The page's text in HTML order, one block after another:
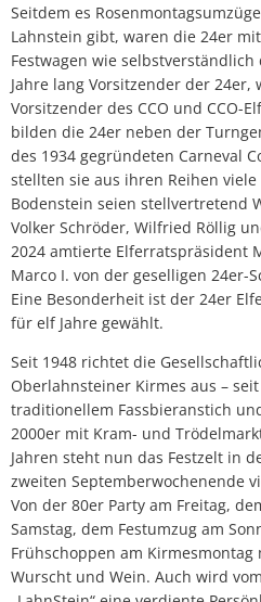
Seitdem es
Lahnstein gibt, waren die 24er
Festwagen wie selbstverständlich
Jahre lang Vorsitzender der 24er,
Vorsitzender des CCO und CCO-
bilden die 24er neben der
des 1934 gegründeten Carneval
stellten sie aus ihren Reihen viele
Bodenstein seien stellvertretend
Volker Schröder, Wilfried Röllig
2024 amtierte Elferratspräsident
Marco I. von der geselligen 24er-
Eine Besonderheit ist der 24er
für elf Jahre gewählt.
Seit 1948 richtet die
Oberlahnsteiner Kirmes aus –
traditionellem Fassbieranstich
2000er mit Kram- und
Jahren steht nun das Festzelt in
zweiten Septemberwochenende
Von der 80er Party am Freitag,
Samstag, dem Festumzug am
Frühschoppen am Kirmesmontag
Wurscht und Wein. Auch wird